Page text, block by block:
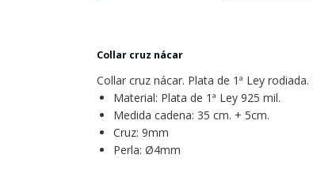
Collar cruz nácar
Collar cruz nácar. Plata de 1ª Ley
Material: Plata de 1ª Ley 925 mil.
Medida cadena: 35 cm. + 5cm.
Cruz: 9mm
Perla: Ø4mm